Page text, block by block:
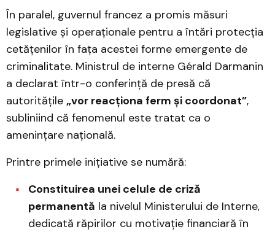
În paralel, guvernul francez a promis măsuri
legislative și operaționale pentru a întări protecția
cetățenilor în fața acestei forme emergente de
criminalitate. Ministrul de interne Gérald Darmanin
a declarat într-o conferință de presă că
autoritățile „vor reacționa ferm și coordonat”,
subliniind că fenomenul este tratat ca o
amenințare națională.
Printre primele inițiative se numără:
Constituirea unei celule de criză
permanentă la nivelul Ministerului de Interne,
dedicată răpirilor cu motivație financiară în